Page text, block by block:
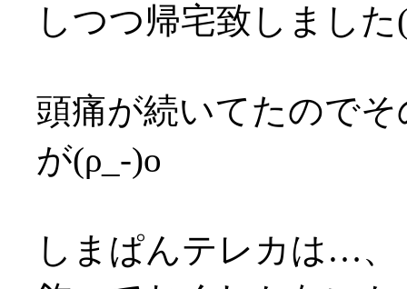
しつつ帰宅致しました
頭痛が続いてたので
が(ρ_-)o
しまぱんテレカは…、